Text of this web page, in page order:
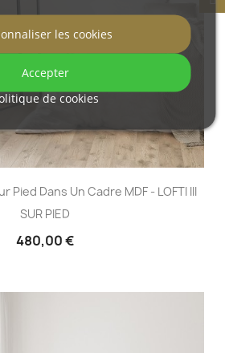
Pied Dans Un Cadre MDF - LOFTI III
SUR PIED
480,00 €
de cookies
les cookies
Accepter